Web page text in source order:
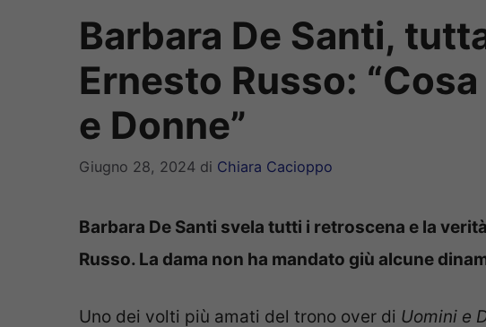
Barbara De Santi,
Ernesto Russo:
e Donne”
Giugno 28, 2024 di Chiara Cacioppo
Barbara De Santi svela tutti i retroscena e la
Russo. La dama non ha mandato giù alcune
Uno dei volti più amati del trono over di Uomini e